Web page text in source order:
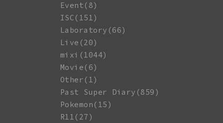
Event(8)
ISC(151)
Laboratory(66)
Live(20)
mixi(1044)
Movie(6)
Other(1)
Past Super Diary(859)
Pokemon(15)
R11(27)